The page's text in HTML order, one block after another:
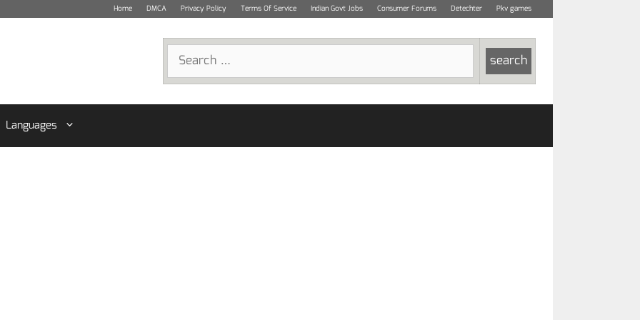
Home DMCA Privacy Policy Terms Of Service Indian Govt Jobs Consumer Forums Detechter Pkv games
Search
for:
Languages